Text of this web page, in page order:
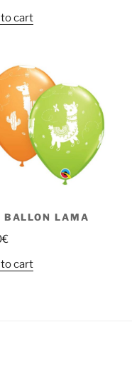
cart
BALLON LAMA
€
cart